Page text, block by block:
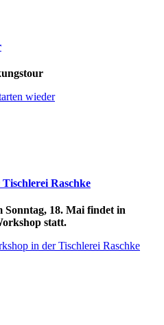
wieder
Raschke
Sonntag, 18. Mai findet in
statt.
in der Tischlerei Raschke